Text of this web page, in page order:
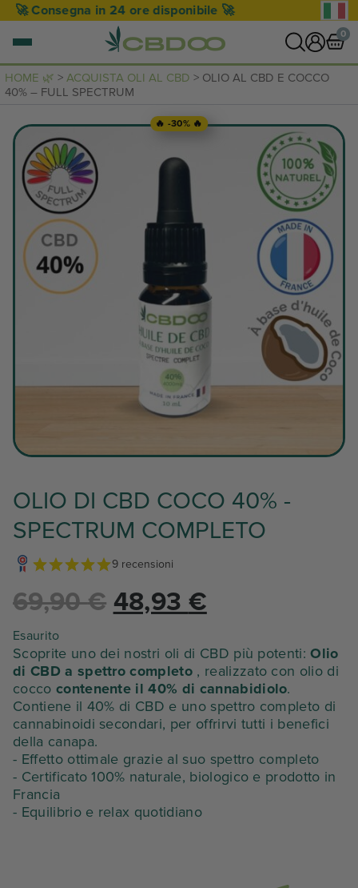
🔥 -20% con il codice SUMMER20 🔥
0
Il carrello è vuoto.
HOME 🌿 > ACQUISTA OLI AL CBD > OLIO AL CBD E COCCO
40% – FULL SPECTRUM
🔥 -30% 🔥
OLIO DI CBD COCO 40% -
SPECTRUM COMPLETO
9 recensioni
69,90€ Il
prezzo
iniziale
era:
69,90
48,93 €Il
prezzo
attuale
è:
48,93
€.
Esaurito
Scoprite uno dei nostri oli di CBD più potenti:Olio
di CBD a spettro completo , realizzato con olio di
cocco contenente il 40% di cannabidiolo.
Contiene il 40% di CBD e uno spettro completo di
cannabinoidi secondari, per offrirvi tutti i benefici
della canapa.
- Effetto ottimale grazie al suo spettro completo
- Certificato 100% naturale, biologico e prodotto in
Francia
- Equilibrio e relax quotidiano